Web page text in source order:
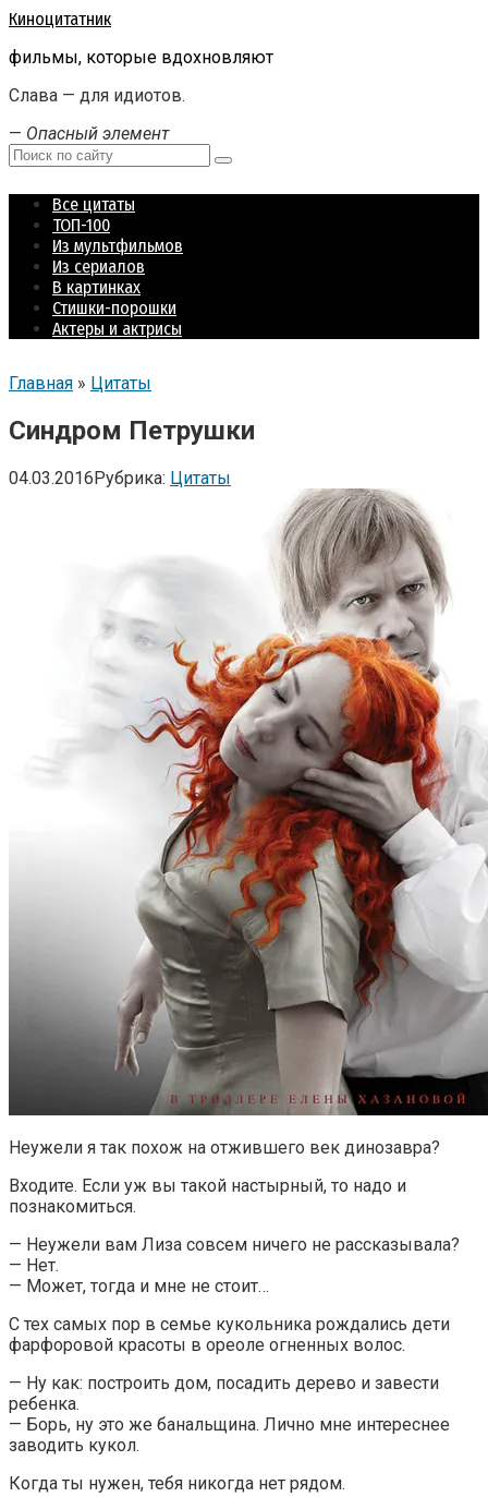
Перейти
контенту
Киноцитатник
фильмы, которые вдохновляют
Слава — для идиотов.
— Опасный элемент
Поиск:
Все цитаты
ТОП-100
Из мультфильмов
Из сериалов
В картинках
Стишки-порошки
Актеры и актрисы
Главная » Цитаты
Синдром Петрушки
04.03.2016Рубрика: Цитаты
Неужели я так похож на отжившего век динозавра?
Входите. Если уж вы такой настырный, то надо и
познакомиться.
— Неужели вам Лиза совсем ничего не рассказывала?
— Нет.
— Может, тогда и мне не стоит…
С тех самых пор в семье кукольника рождались дети
фарфоровой красоты в ореоле огненных волос.
— Ну как: построить дом, посадить дерево и завести
ребенка.
— Борь, ну это же банальщина. Лично мне интереснее
заводить кукол.
Когда ты нужен, тебя никогда нет рядом.